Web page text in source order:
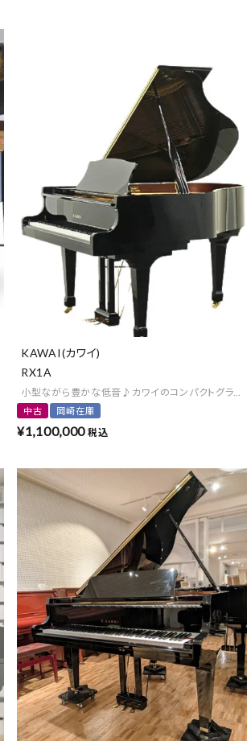
KAWAI(カワイ)
RX1A
小型ながら豊かな低音♪カワイのコンパクトグランド
中古 岡崎在庫
¥1,100,000 税込